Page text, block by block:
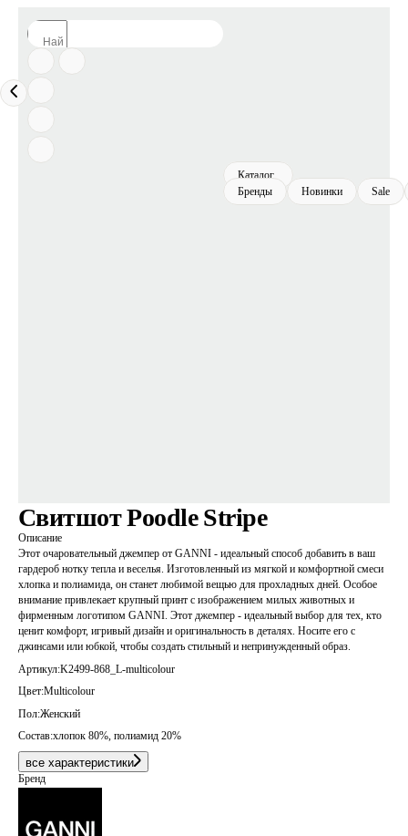
Каталог
Бренды
Новинки Sale
Свитшот Poodle Stripe
Описание
Этот очаровательный джемпер от GANNI - идеальный способ добавить в ваш
гардероб нотку тепла и веселья. Изготовленный из мягкой и комфортной смеси
хлопка и полиамида, он станет любимой вещью для прохладных дней. Особое
внимание привлекает крупный принт с изображением милых животных и
фирменным логотипом GANNI. Этот джемпер - идеальный выбор для тех, кто
ценит комфорт, игривый дизайн и оригинальность в деталях. Носите его с
джинсами или юбкой, чтобы создать стильный и непринужденный образ.
Артикул:K2499-868_L-multicolour
Цвет:Multicolour
Пол:Женский
Состав:хлопок 80%, полиамид 20%
все характеристики
Бренд